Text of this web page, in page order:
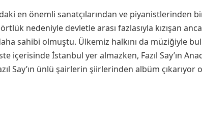
en önemli sanatçılarından ve piyanistlerinden
nedeniyle devletle arası fazlasıyla kızışan
sahibi olmuştu. Ülkemiz halkını da müziğiyle
içerisinde İstanbul yer almazken, Fazıl Say’ın
Say’ın ünlü şairlerin şiirlerinden albüm